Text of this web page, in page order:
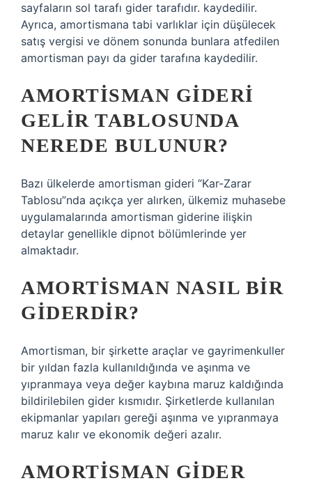
sayfaların sol tarafı gider tarafıdır. kaydedilir.
Ayrıca, amortismana tabi varlıklar için düşülecek
satış vergisi ve dönem sonunda bunlara atfedilen
amortisman payı da gider tarafına kaydedilir.
AMORTISMAN GIDERI
GELIR TABLOSUNDA
NEREDE BULUNUR?
Bazı ülkelerde amortisman gideri “Kar-Zarar
Tablosu”nda açıkça yer alırken, ülkemiz muhasebe
uygulamalarında amortisman giderine ilişkin
detaylar genellikle dipnot bölümlerinde yer
almaktadır.
AMORTISMAN NASIL BIR
GIDERDIR?
Amortisman, bir şirkette araçlar ve gayrimenkuller
bir yıldan fazla kullanıldığında ve aşınma ve
yıpranmaya veya değer kaybına maruz kaldığında
bildirilebilen gider kısmıdır. Şirketlerde kullanılan
ekipmanlar yapıları gereği aşınma ve yıpranmaya
maruz kalır ve ekonomik değeri azalır.
AMORTISMAN GIDER